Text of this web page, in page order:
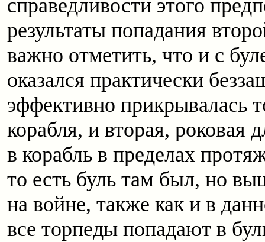
справедливости этого
результаты попадания
важно отметить, что и с
оказался практически
эффективно прикрывалась
корабля, и вторая, роковая
в корабль в пределах
то есть буль там был, но
на войне, также как и в
все торпеды попадают в